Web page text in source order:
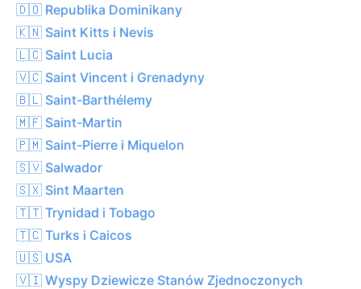
🇩🇴 Republika Dominikany
🇰🇳 Saint Kitts i Nevis
🇱🇨 Saint Lucia
🇻🇨 Saint Vincent i Grenadyny
🇧🇱 Saint-Barthélemy
🇲🇫 Saint-Martin
🇵🇲 Saint-Pierre i Miquelon
🇸🇻 Salwador
🇸🇽 Sint Maarten
🇹🇹 Trynidad i Tobago
🇹🇨 Turks i Caicos
🇺🇸 USA
🇻🇮 Wyspy Dziewicze Stanów Zjednoczonych